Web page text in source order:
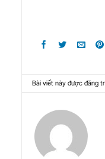
Bài viết này được đăng